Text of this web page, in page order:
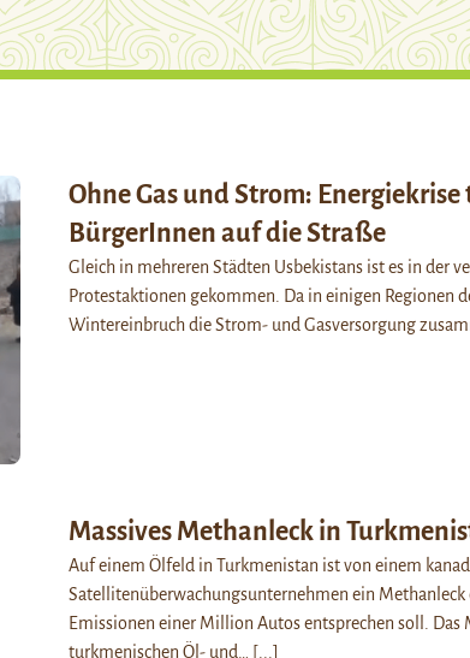
Ohne Gas und Strom:
BürgerInnen auf die Straße
Gleich in mehreren Städten Usbekistans ist es in der
Protestaktionen gekommen. Da in einigen Regionen
Wintereinbruch die Strom- und Gasversorgung
Massives Methanleck in
Auf einem Ölfeld in Turkmenistan ist von einem
Satellitenüberwachungsunternehmen ein Methanleck
Emissionen einer Million Autos entsprechen soll. Das
turkmenischen Öl- und…
[...]